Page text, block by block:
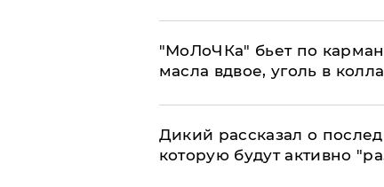
​"МоЛоЧКа" бьет по
масла вдвое, уголь в
Дикий рассказал о
которую будут активно